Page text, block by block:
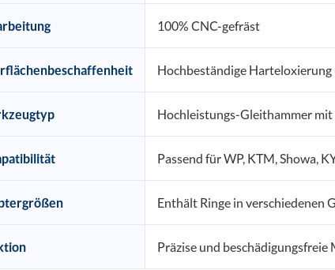
100% CNC-gefräst
Hochbeständige Harteloxierung
Hochleistungs-Gleithammer mit
Passend für WP, KTM, Showa,
Enthält Ringe in verschiedenen
Präzise und